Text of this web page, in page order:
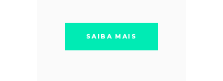
SAIBA MAIS